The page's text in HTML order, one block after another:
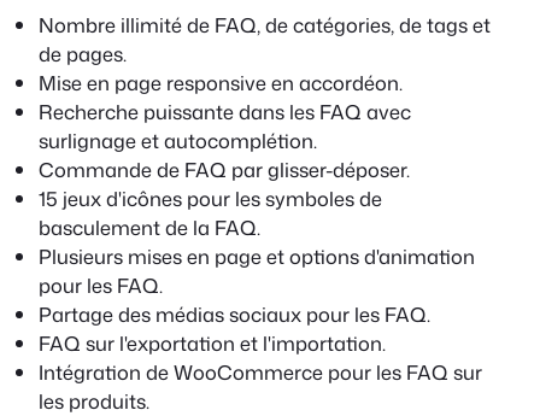
Nombre illimité de FAQ, de catégories, de tags et
de pages.
Mise en page responsive en accordéon.
Recherche puissante dans les FAQ avec
surlignage et autocomplétion.
Commande de FAQ par glisser-déposer.
15 jeux d'icônes pour les symboles de
basculement de la FAQ.
Plusieurs mises en page et options d'animation
pour les FAQ.
Partage des médias sociaux pour les FAQ.
FAQ sur l'exportation et l'importation.
Intégration de WooCommerce pour les FAQ sur
les produits.